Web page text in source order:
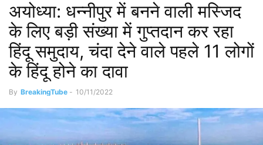
अयोध्या: धन्नीपुर में बनने वाली मस्जिद
के लिए बड़ी संख्या में गुप्तदान कर रहा
हिंदू समुदाय, चंदा देने वाले पहले 11 लोगों
के हिंदू होने का दावा
By BreakingTube - 10/11/2022